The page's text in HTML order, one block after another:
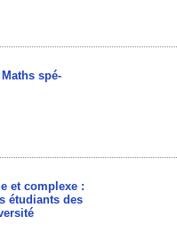
spé-
et complexe :
étudiants des